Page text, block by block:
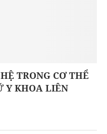
TRONG CƠ THỂ
Y KHOA LIÊN